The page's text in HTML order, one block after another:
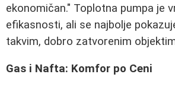
ekonomičan." Toplotna pumpa je
efikasnosti, ali se najbolje
takvim, dobro zatvorenim
Gas i Nafta: Komfor po Ceni